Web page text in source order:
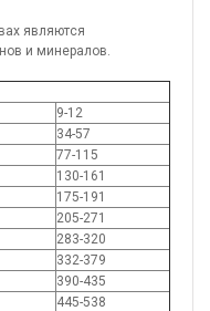
являются
и минералов.
9-12
34-57
77-115
130-161
175-191
205-271
283-320
332-379
390-435
445-538